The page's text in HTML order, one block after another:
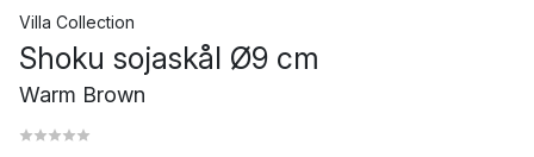
Villa Collection
Shoku sojaskål Ø9 cm
Warm Brown